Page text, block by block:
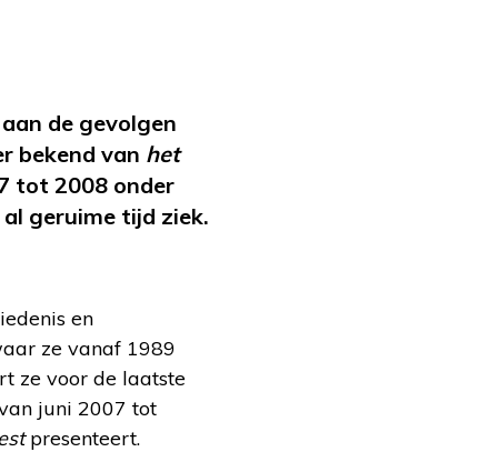
de gevolgen
bekend van het
tot 2008 onder
geruime tijd ziek.
en
ze vanaf 1989
ze voor de laatste
juni 2007 tot
presenteert.